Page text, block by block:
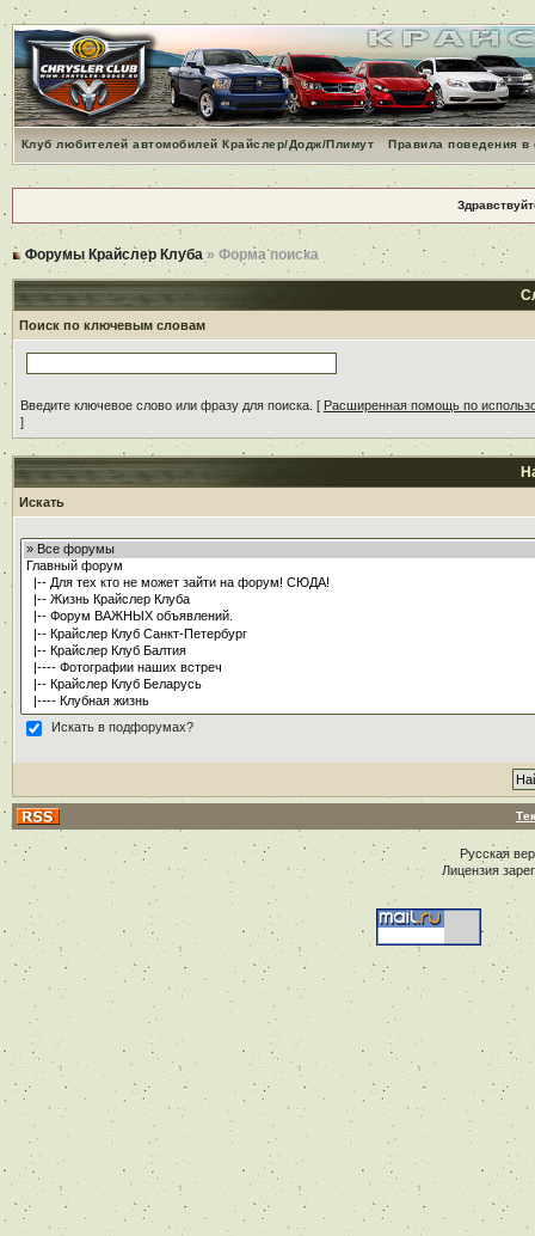
Клуб любителей автомобилей Крайслер/Додж/Плимут Правила поведения
Форумы Крайслер Клуба » Форма поиска
Поиск по ключевым словам
Введите ключевое слово или фразу для поиска. [ Расширенная помощь по
]
Искать
Искать в подфорумах?
Русская
Лицензия